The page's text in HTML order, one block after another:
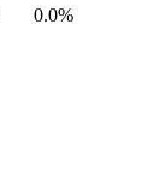
0.0%